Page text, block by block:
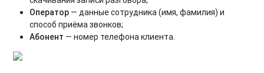
Оператор — данные сотрудника (имя, фамилия) и
способ приёма звонков;
Абонент — номер телефона клиента.